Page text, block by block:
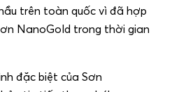
trên toàn quốc vì đã hợp
NanoGold trong thời gian
đặc biệt của Sơn